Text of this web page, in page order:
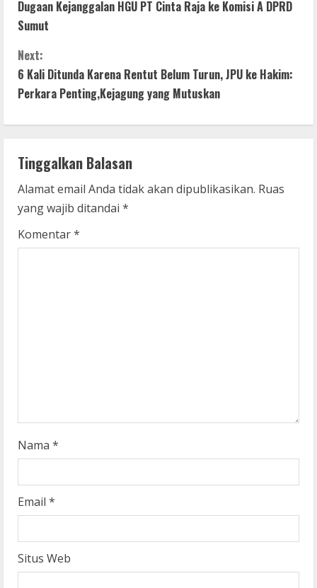
n
t
i
n
u
e
R
e
Dugaan Kejanggalan HGU PT Cinta Raja ke Komisi A DPRD
Sumut
Next:
6 Kali Ditunda Karena Rentut Belum Turun, JPU ke Hakim:
Perkara Penting,Kejagung yang Mutuskan
Tinggalkan Balasan
Alamat email Anda tidak akan dipublikasikan. Ruas
yang wajib ditandai *
Komentar*
Nama *
Email *
Situs Web